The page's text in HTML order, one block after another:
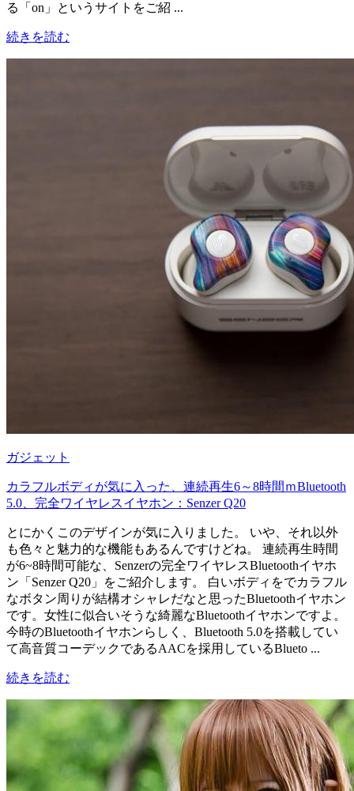
る「on」というサイトをご紹 ...
続きを読む
ガジェット
カラフルボディが気に入った、連続再生6～8時間ｍBluetooth
5.0、完全ワイヤレスイヤホン：Senzer Q20
とにかくこのデザインが気に入りました。 いや、それ以外
も色々と魅力的な機能もあるんですけどね。 連続再生時間
が6~8時間可能な、Senzerの完全ワイヤレスBluetoothイヤホ
ン「Senzer Q20」をご紹介します。 白いボディをでカラフル
なボタン周りが結構オシャレだなと思ったBluetoothイヤホン
です。女性に似合いそうな綺麗なBluetoothイヤホンですよ。
今時のBluetoothイヤホンらしく、Bluetooth 5.0を搭載してい
て高音質コーデックであるAACを採用しているBlueto ...
続きを読む